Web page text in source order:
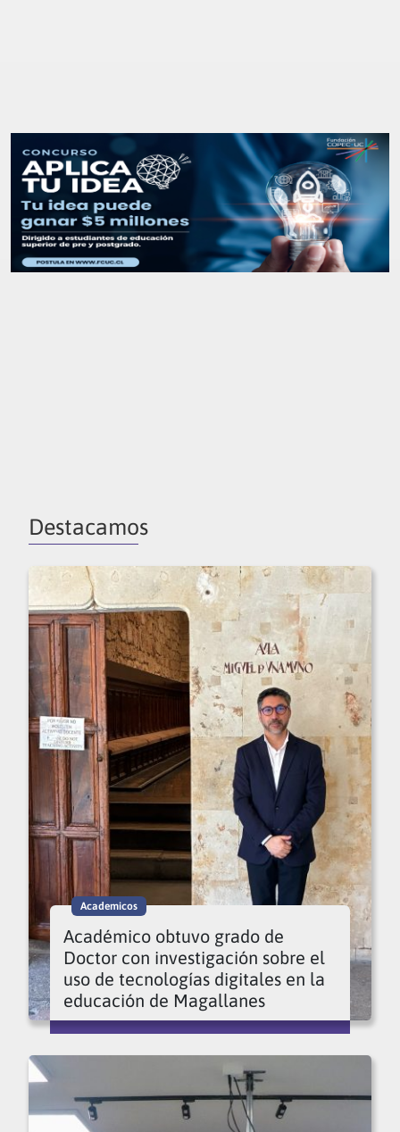
Destacamos
Academicos
Académico obtuvo grado de
Doctor con investigación sobre el
uso de tecnologías digitales en la
educación de Magallanes